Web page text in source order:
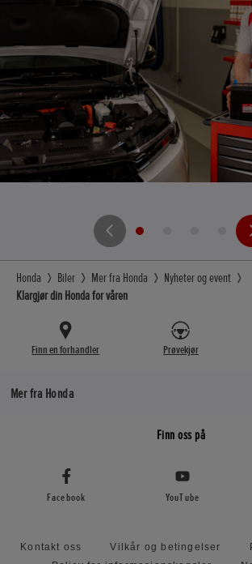
Honda Biler Mer fra Honda
Nyheter og event
Klargjør din Honda for våren
Finn en forhandler Prøvekjør
Mer fra Honda
Finn oss på
Facebook YouTube
Kontakt oss Vilkår og betingelser